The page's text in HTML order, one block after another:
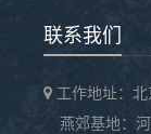
联系我们
工作地址：
燕郊基地：